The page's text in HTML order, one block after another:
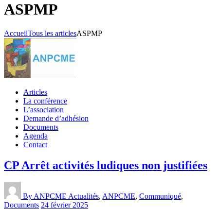
ASPMP
AccueilTous les articlesASPMP
Articles
La conférence
L’association
Demande d’adhésion
Documents
Agenda
Contact
CP Arrêt activités ludiques non justifiées
By ANPCME Actualités, ANPCME, Communiqué,
Documents 24 février 2025